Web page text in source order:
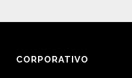
CORPORATIVO